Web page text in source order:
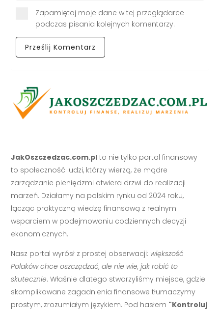
Zapamiętaj moje dane w tej przeglądarce
podczas pisania kolejnych komentarzy.
JakOszczedzac.com.pl to nie tylko portal finansowy –
to społeczność ludzi, którzy wierzą, że mądre
zarządzanie pieniędzmi otwiera drzwi do realizacji
marzeń. Działamy na polskim rynku od 2024 roku,
łącząc praktyczną wiedzę finansową z realnym
wsparciem w podejmowaniu codziennych decyzji
ekonomicznych.
Nasz portal wyrósł z prostej obserwacji: większość
Polaków chce oszczędzać, ale nie wie, jak robić to
skutecznie. Właśnie dlatego stworzyliśmy miejsce, gdzie
skomplikowane zagadnienia finansowe tłumaczymy
prostym, zrozumiałym językiem. Pod hasłem "Kontroluj